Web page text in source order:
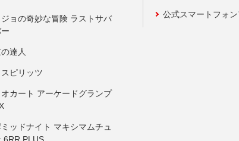
ョの奇妙な冒険 ラストサバ
達人
ピリッツ
カート アーケードグランプ
ッドナイト マキシマムチュ
公式スマートフォン